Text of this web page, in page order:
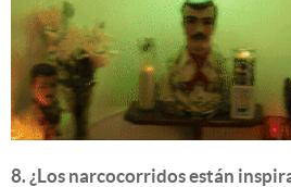
8. ¿Los narcocorridos están